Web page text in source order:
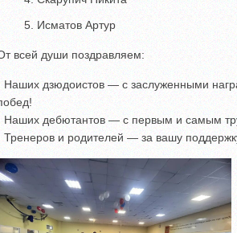
Исматов Артур
всей души поздравляем:
Наших дзюдоистов — с заслуженными
Наших дебютантов — с первым и самым
Тренеров и родителей — за вашу